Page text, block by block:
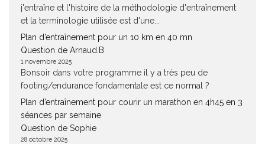
j'entraîne et l'histoire de la méthodologie d'entraînement
et la terminologie utilisée est d'une...
Plan d’entraînement pour un 10 km en 40 mn
Question de Arnaud.B
1 novembre 2025
Bonsoir dans votre programme il y a très peu de
footing/endurance fondamentale est ce normal ?
Plan d’entraînement pour courir un marathon en 4h45 en 3
séances par semaine
Question de Sophie
28 octobre 2025